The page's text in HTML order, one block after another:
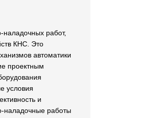
работ,
КНС. Это
автоматики
проектным
условия
и
наладочные работы